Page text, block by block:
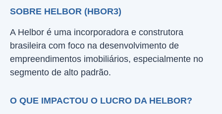
SOBRE HELBOR (HBOR3)
A Helbor é uma incorporadora e construtora
brasileira com foco na desenvolvimento de
empreendimentos imobiliários, especialmente no
segmento de alto padrão.
O QUE IMPACTOU O LUCRO DA HELBOR?